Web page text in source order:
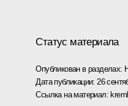
Статус материала
Опубликован в разделах:
Дата публикации: 26
Ссылка на материал: